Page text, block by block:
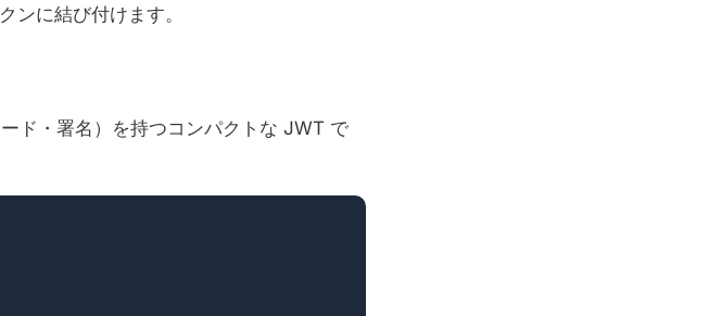
ンに結び付けます。
ド・署名）を持つコンパクトな JWT で